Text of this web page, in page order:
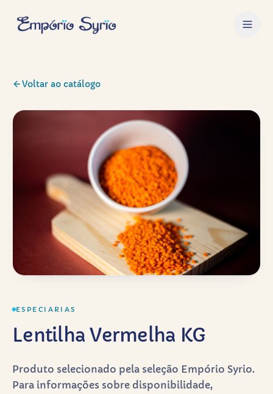
Voltar ao catálogo
ESPECIARIAS
Lentilha Vermelha KG
Produto selecionado pela seleção Empório Syrio.
Para informações sobre disponibilidade,